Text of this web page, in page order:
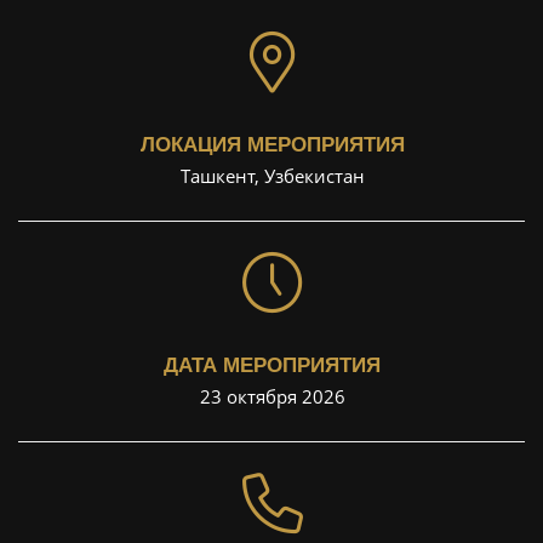
ЛОКАЦИЯ МЕРОПРИЯТИЯ
Ташкент, Узбекистан
ДАТА МЕРОПРИЯТИЯ
23 октября 2026